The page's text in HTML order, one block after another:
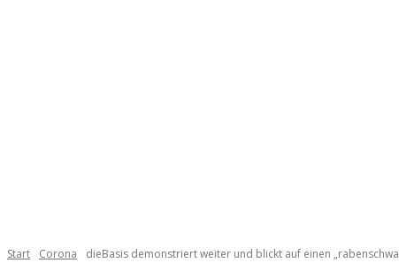
Start Corona dieBasis demonstriert weiter und blickt auf einen